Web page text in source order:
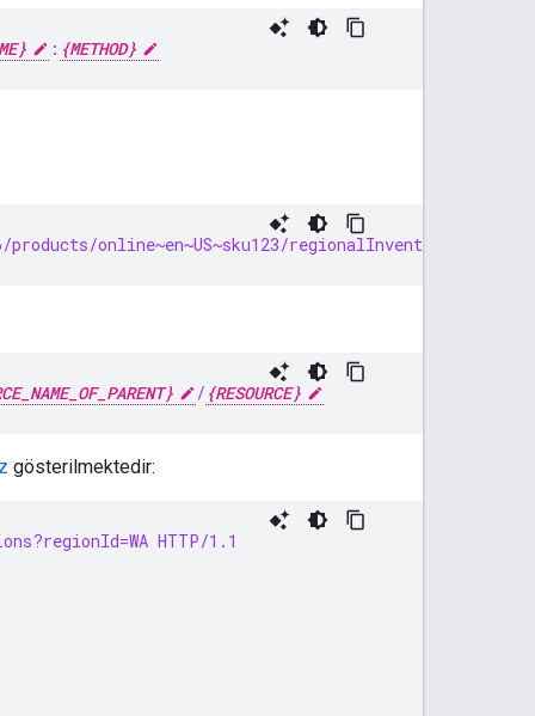
: {METHOD}
online~en~US~sku123/regionalInventories/456
/ {RESOURCE}
gösterilmektedir:
HTTP/1.1